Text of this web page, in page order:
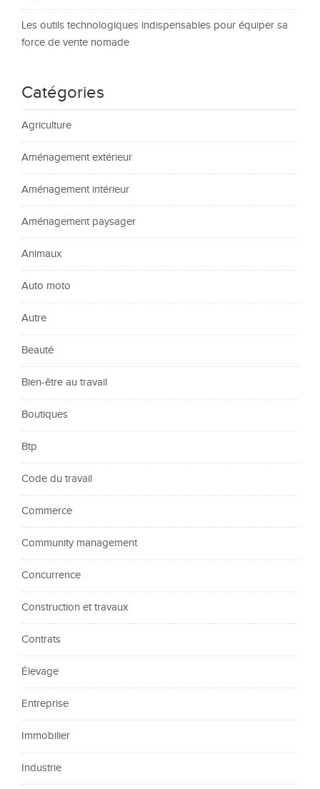
Les outils technologiques indispensables pour équiper sa
force de vente nomade
Catégories
Agriculture
Aménagement extérieur
Aménagement intérieur
Aménagement paysager
Animaux
Auto moto
Autre
Beauté
Bien-être au travail
Boutiques
Btp
Code du travail
Commerce
Community management
Concurrence
Construction et travaux
Contrats
Élevage
Entreprise
Immobilier
Industrie